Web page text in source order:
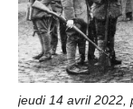
jeudi 14 avril 2022,